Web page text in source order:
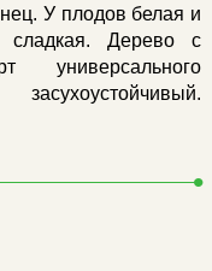
У плодов белая и
сладкая. Дерево с
универсального